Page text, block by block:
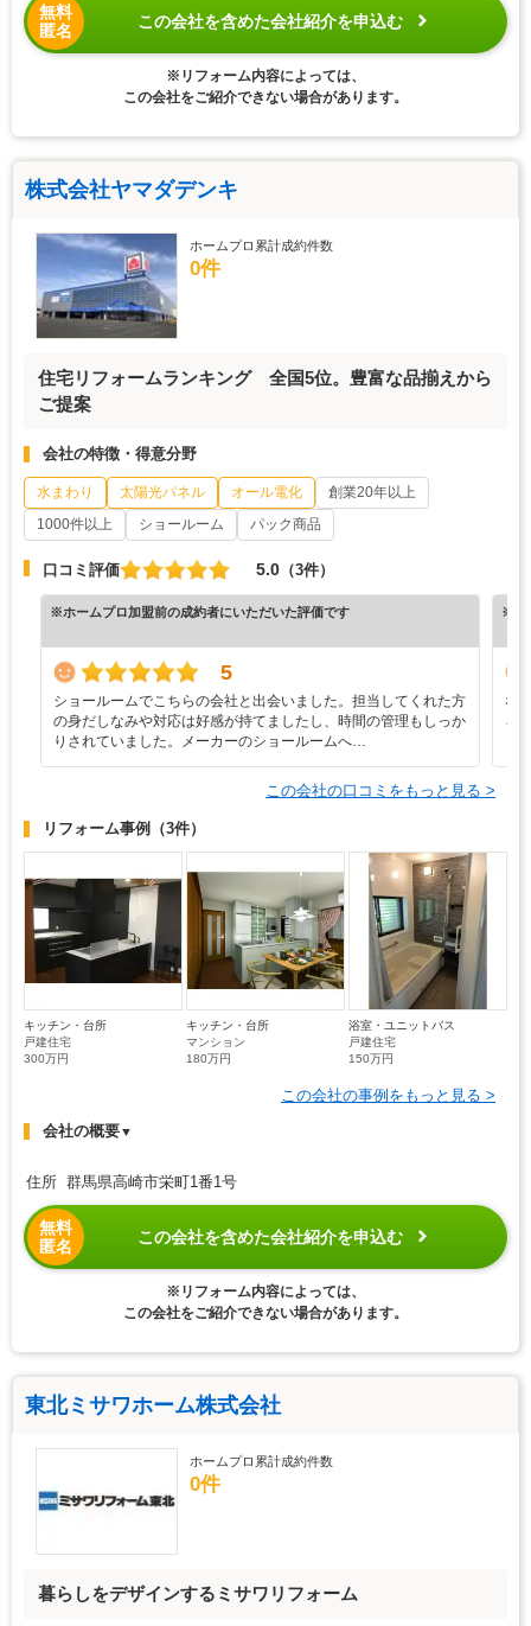
無料
匿名
この会社を含めた会社紹介を申込む
※リフォーム内容によっては、
この会社をご紹介できない場合があります。
株式会社ヤマダデンキ
ホームプロ累計成約件数
0件
住宅リフォームランキング 全国5位。豊富な品揃えから
ご提案
会社の特徴・得意分野
水まわり 太陽光パネル オール電化
創業20年以上
1000件以上
ショールーム パック商品
口コミ評価 5.0 （3件）
※ホームプロ加盟前の成約者にいただいた評価です
5
ショールームでこちらの会社と出会いました。担当してくれた方
の身だしなみや対応は好感が持てましたし、時間の管理もしっか
りされていました。メーカーのショールームへ…
※ホ
な
ろ
この会社の口コミをもっと見る >
リフォーム事例 （3件）
キッチン・台所
戸建住宅
300万円
キッチン・台所
マンション
180万円
浴室・ユニットバス
戸建住宅
150万円
この会社の事例をもっと見る >
会社の概要▼
住所 群馬県高崎市栄町1番1号
無料
匿名
この会社を含めた会社紹介を申込む
※リフォーム内容によっては、
この会社をご紹介できない場合があります。
東北ミサワホーム株式会社
ホームプロ累計成約件数
0件
暮らしをデザインするミサワリフォーム